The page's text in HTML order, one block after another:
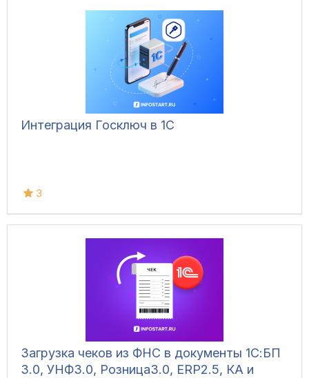
Интеграция Госключ в 1С
3
Загрузка чеков из ФНС в документы 1С:БП
3.0, УНФ3.0, Розница3.0, ERP2.5, КА и